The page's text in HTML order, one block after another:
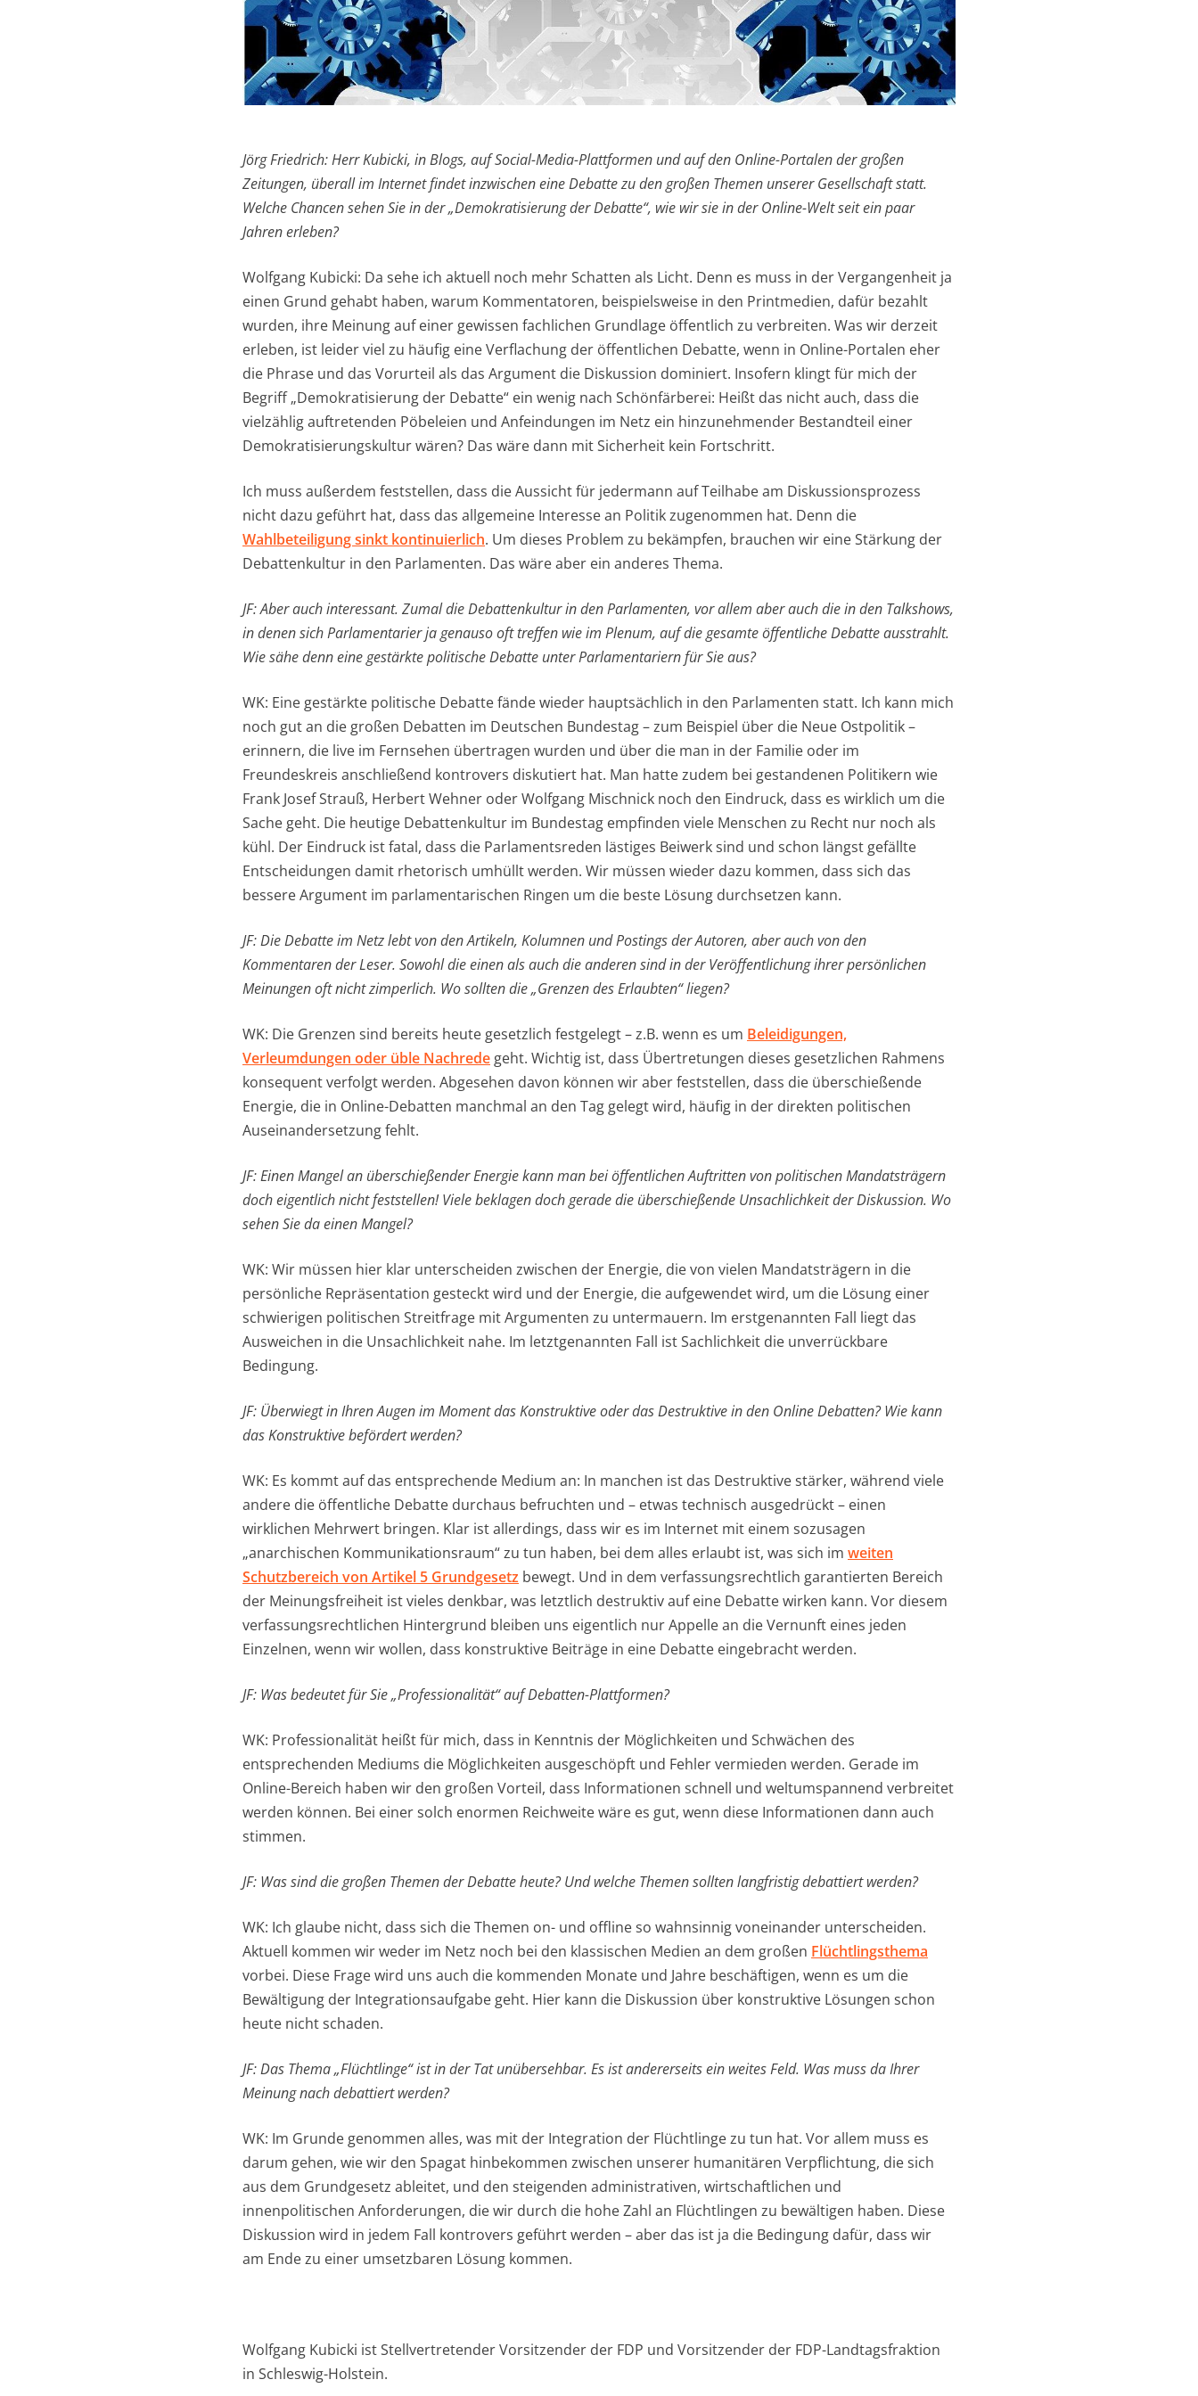
Jörg Friedrich: Herr Kubicki, in Blogs, auf Social-Media-Plattformen und auf den Online-Portalen der großen
Zeitungen, überall im Internet findet inzwischen eine Debatte zu den großen Themen unserer Gesellschaft statt.
Welche Chancen sehen Sie in der „Demokratisierung der Debatte“, wie wir sie in der Online-Welt seit ein paar
Jahren erleben?
Wolfgang Kubicki: Da sehe ich aktuell noch mehr Schatten als Licht. Denn es muss in der Vergangenheit ja
einen Grund gehabt haben, warum Kommentatoren, beispielsweise in den Printmedien, dafür bezahlt
wurden, ihre Meinung auf einer gewissen fachlichen Grundlage öffentlich zu verbreiten. Was wir derzeit
erleben, ist leider viel zu häufig eine Verflachung der öffentlichen Debatte, wenn in Online-Portalen eher
die Phrase und das Vorurteil als das Argument die Diskussion dominiert. Insofern klingt für mich der
Begriff „Demokratisierung der Debatte“ ein wenig nach Schönfärberei: Heißt das nicht auch, dass die
vielzählig auftretenden Pöbeleien und Anfeindungen im Netz ein hinzunehmender Bestandteil einer
Demokratisierungskultur wären? Das wäre dann mit Sicherheit kein Fortschritt.
Ich muss außerdem feststellen, dass die Aussicht für jedermann auf Teilhabe am Diskussionsprozess
nicht dazu geführt hat, dass das allgemeine Interesse an Politik zugenommen hat. Denn die
Wahlbeteiligung sinkt kontinuierlich. Um dieses Problem zu bekämpfen, brauchen wir eine Stärkung der
Debattenkultur in den Parlamenten. Das wäre aber ein anderes Thema.
JF: Aber auch interessant. Zumal die Debattenkultur in den Parlamenten, vor allem aber auch die in den Talkshows,
in denen sich Parlamentarier ja genauso oft treffen wie im Plenum, auf die gesamte öffentliche Debatte ausstrahlt.
Wie sähe denn eine gestärkte politische Debatte unter Parlamentariern für Sie aus?
WK: Eine gestärkte politische Debatte fände wieder hauptsächlich in den Parlamenten statt. Ich kann mich
noch gut an die großen Debatten im Deutschen Bundestag – zum Beispiel über die Neue Ostpolitik –
erinnern, die live im Fernsehen übertragen wurden und über die man in der Familie oder im
Freundeskreis anschließend kontrovers diskutiert hat. Man hatte zudem bei gestandenen Politikern wie
Frank Josef Strauß, Herbert Wehner oder Wolfgang Mischnick noch den Eindruck, dass es wirklich um die
Sache geht. Die heutige Debattenkultur im Bundestag empfinden viele Menschen zu Recht nur noch als
kühl. Der Eindruck ist fatal, dass die Parlamentsreden lästiges Beiwerk sind und schon längst gefällte
Entscheidungen damit rhetorisch umhüllt werden. Wir müssen wieder dazu kommen, dass sich das
bessere Argument im parlamentarischen Ringen um die beste Lösung durchsetzen kann.
JF: Die Debatte im Netz lebt von den Artikeln, Kolumnen und Postings der Autoren, aber auch von den
Kommentaren der Leser. Sowohl die einen als auch die anderen sind in der Veröffentlichung ihrer persönlichen
Meinungen oft nicht zimperlich. Wo sollten die „Grenzen des Erlaubten“ liegen?
WK: Die Grenzen sind bereits heute gesetzlich festgelegt – z.B. wenn es um Beleidigungen,
Verleumdungen oder üble Nachredegeht. Wichtig ist, dass Übertretungen dieses gesetzlichen Rahmens
konsequent verfolgt werden. Abgesehen davon können wir aber feststellen, dass die überschießende
Energie, die in Online-Debatten manchmal an den Tag gelegt wird, häufig in der direkten politischen
Auseinandersetzung fehlt.
JF: Einen Mangel an überschießender Energie kann man bei öffentlichen Auftritten von politischen Mandatsträgern
doch eigentlich nicht feststellen! Viele beklagen doch gerade die überschießende Unsachlichkeit der Diskussion. Wo
sehen Sie da einen Mangel?
WK: Wir müssen hier klar unterscheiden zwischen der Energie, die von vielen Mandatsträgern in die
persönliche Repräsentation gesteckt wird und der Energie, die aufgewendet wird, um die Lösung einer
schwierigen politischen Streitfrage mit Argumenten zu untermauern. Im erstgenannten Fall liegt das
Ausweichen in die Unsachlichkeit nahe. Im letztgenannten Fall ist Sachlichkeit die unverrückbare
Bedingung.
JF: Überwiegt in Ihren Augen im Moment das Konstruktive oder das Destruktive in den Online Debatten? Wie kann
das Konstruktive befördert werden?
WK: Es kommt auf das entsprechende Medium an: In manchen ist das Destruktive stärker, während viele
andere die öffentliche Debatte durchaus befruchten und – etwas technisch ausgedrückt – einen
wirklichen Mehrwert bringen. Klar ist allerdings, dass wir es im Internet mit einem sozusagen
„anarchischen Kommunikationsraum“ zu tun haben, bei dem alles erlaubt ist, was sich im weiten
Schutzbereich von Artikel 5 Grundgesetz bewegt. Und in dem verfassungsrechtlich garantierten Bereich
der Meinungsfreiheit ist vieles denkbar, was letztlich destruktiv auf eine Debatte wirken kann. Vor diesem
verfassungsrechtlichen Hintergrund bleiben uns eigentlich nur Appelle an die Vernunft eines jeden
Einzelnen, wenn wir wollen, dass konstruktive Beiträge in eine Debatte eingebracht werden.
JF: Was bedeutet für Sie „Professionalität“ auf Debatten-Plattformen?
WK: Professionalität heißt für mich, dass in Kenntnis der Möglichkeiten und Schwächen des
entsprechenden Mediums die Möglichkeiten ausgeschöpft und Fehler vermieden werden. Gerade im
Online-Bereich haben wir den großen Vorteil, dass Informationen schnell und weltumspannend verbreitet
werden können. Bei einer solch enormen Reichweite wäre es gut, wenn diese Informationen dann auch
stimmen.
JF: Was sind die großen Themen der Debatte heute? Und welche Themen sollten langfristig debattiert werden?
WK: Ich glaube nicht, dass sich die Themen on- und offline so wahnsinnig voneinander unterscheiden.
Aktuell kommen wir weder im Netz noch bei den klassischen Medien an dem großen Flüchtlingsthema
vorbei. Diese Frage wird uns auch die kommenden Monate und Jahre beschäftigen, wenn es um die
Bewältigung der Integrationsaufgabe geht. Hier kann die Diskussion über konstruktive Lösungen schon
heute nicht schaden.
JF: Das Thema „Flüchtlinge“ ist in der Tat unübersehbar. Es ist andererseits ein weites Feld. Was muss da Ihrer
Meinung nach debattiert werden?
WK: Im Grunde genommen alles, was mit der Integration der Flüchtlinge zu tun hat. Vor allem muss es
darum gehen, wie wir den Spagat hinbekommen zwischen unserer humanitären Verpflichtung, die sich
aus dem Grundgesetz ableitet, und den steigenden administrativen, wirtschaftlichen und
innenpolitischen Anforderungen, die wir durch die hohe Zahl an Flüchtlingen zu bewältigen haben. Diese
Diskussion wird in jedem Fall kontrovers geführt werden – aber das ist ja die Bedingung dafür, dass wir
am Ende zu einer umsetzbaren Lösung kommen.
Wolfgang Kubicki ist Stellvertretender Vorsitzender der FDP und Vorsitzender der FDP-Landtagsfraktion
in Schleswig-Holstein.